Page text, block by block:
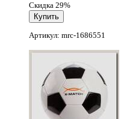
Скидка 29%
Артикул: mrc-1686551